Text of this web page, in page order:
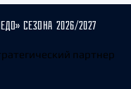
СЕЗОНА 2026/2027